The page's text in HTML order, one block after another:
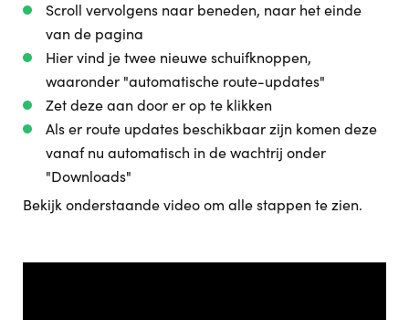
Scroll vervolgens naar beneden, naar het einde
van de pagina
Hier vind je twee nieuwe schuifknoppen,
waaronder "automatische route-updates"
Zet deze aan door er op te klikken
Als er route updates beschikbaar zijn komen deze
vanaf nu automatisch in de wachtrij onder
"Downloads"
Bekijk onderstaande video om alle stappen te zien.